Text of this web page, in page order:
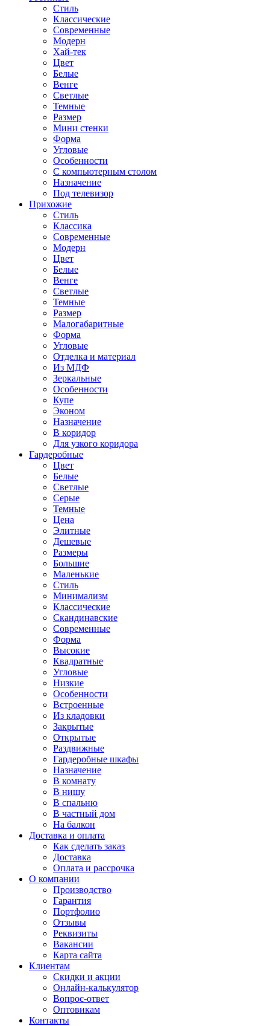
Стиль
Классические
Современные
Модерн
Хай-тек
Цвет
Белые
Венге
Светлые
Темные
Размер
Мини стенки
Форма
Угловые
Особенности
С компьютерным столом
Назначение
Под телевизор
Прихожие
Стиль
Классика
Современные
Модерн
Цвет
Белые
Венге
Светлые
Темные
Размер
Малогабаритные
Форма
Угловые
Отделка и материал
Из МДФ
Зеркальные
Особенности
Купе
Эконом
Назначение
В коридор
Для узкого коридора
Гардеробные
Цвет
Белые
Светлые
Серые
Темные
Цена
Элитные
Дешевые
Размеры
Большие
Маленькие
Стиль
Минимализм
Классические
Скандинавские
Современные
Форма
Высокие
Квадратные
Угловые
Низкие
Особенности
Встроенные
Из кладовки
Закрытые
Открытые
Раздвижные
Гардеробные шкафы
Назначение
В комнату
В нишу
В спальню
В частный дом
На балкон
Доставка и оплата
Как сделать заказ
Доставка
Оплата и рассрочка
О компании
Производство
Гарантия
Портфолио
Отзывы
Реквизиты
Вакансии
Карта сайта
Клиентам
Скидки и акции
Онлайн-калькулятор
Вопрос-ответ
Оптовикам
Контакты